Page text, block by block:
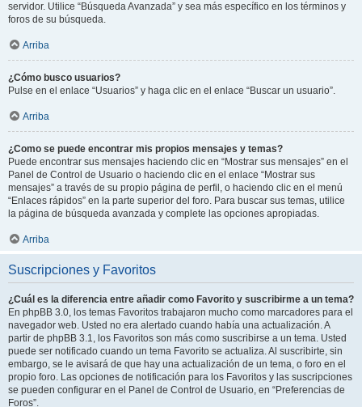
servidor. Utilice “Búsqueda Avanzada” y sea más específico en los términos y
foros de su búsqueda.
Arriba
¿Cómo busco usuarios?
Pulse en el enlace “Usuarios” y haga clic en el enlace “Buscar un usuario”.
Arriba
¿Como se puede encontrar mis propios mensajes y temas?
Puede encontrar sus mensajes haciendo clic en “Mostrar sus mensajes” en el
Panel de Control de Usuario o haciendo clic en el enlace “Mostrar sus
mensajes” a través de su propio página de perfil, o haciendo clic en el menú
“Enlaces rápidos” en la parte superior del foro. Para buscar sus temas, utilice
la página de búsqueda avanzada y complete las opciones apropiadas.
Arriba
Suscripciones y Favoritos
¿Cuál es la diferencia entre añadir como Favorito y suscribirme a un tema?
En phpBB 3.0, los temas Favoritos trabajaron mucho como marcadores para el
navegador web. Usted no era alertado cuando había una actualización. A
partir de phpBB 3.1, los Favoritos son más como suscribirse a un tema. Usted
puede ser notificado cuando un tema Favorito se actualiza. Al suscribirte, sin
embargo, se le avisará de que hay una actualización de un tema, o foro en el
propio foro. Las opciones de notificación para los Favoritos y las suscripciones
se pueden configurar en el Panel de Control de Usuario, en “Preferencias de
Foros”.